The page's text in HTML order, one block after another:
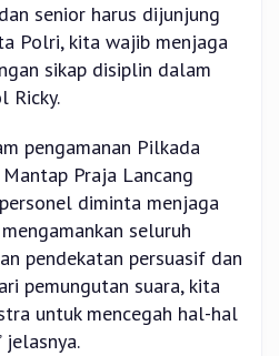
senior harus dijunjung
Polri, kita wajib menjaga
sikap disiplin dalam
Ricky.
pengamanan Pilkada
Praja Lancang
diminta menjaga
seluruh
pendekatan persuasif dan
pemungutan suara, kita
untuk mencegah hal-hal
jelasnya.